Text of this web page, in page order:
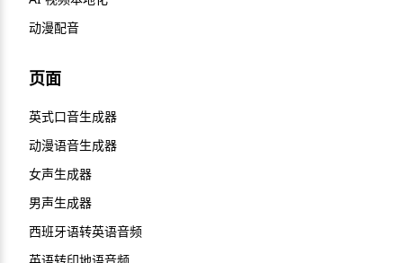
动漫配音
页面
英式口音生成器
动漫语音生成器
女声生成器
男声生成器
西班牙语转英语音频